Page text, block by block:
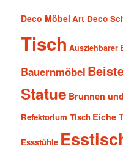
Deco Möbel Art Deco
Tisch Ausziehbarer
Bauernmöbel
Statue Brunnen
Refektorium Tisch Eiche
Essstühle